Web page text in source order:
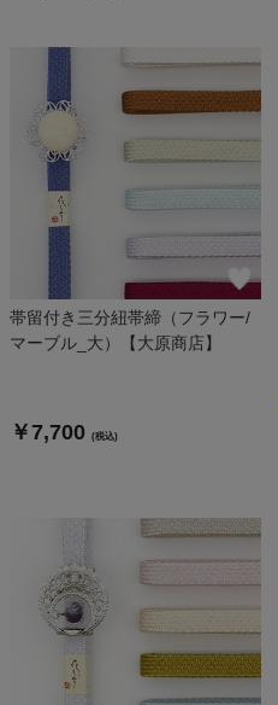
帯留付き三分紐帯締（フラワー/
マーブル_大）【大原商店】
￥7,700 (税込)